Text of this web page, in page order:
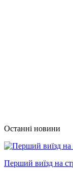
Останні новини
Перший виїзд на